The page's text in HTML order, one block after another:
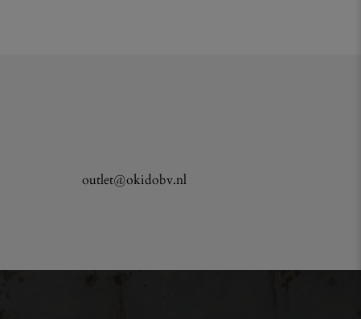
outlet@okidobv.nl